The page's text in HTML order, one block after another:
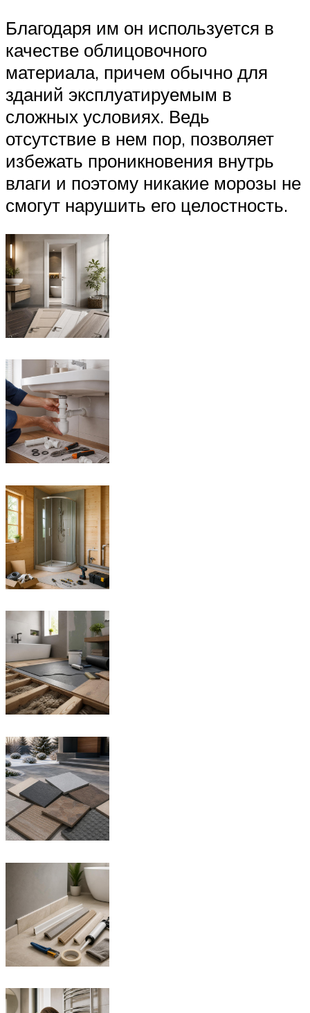
Благодаря им он используется в
качестве облицовочного
материала, причем обычно для
зданий эксплуатируемым в
сложных условиях. Ведь
отсутствие в нем пор, позволяет
избежать проникновения внутрь
влаги и поэтому никакие морозы не
смогут нарушить его целостность.